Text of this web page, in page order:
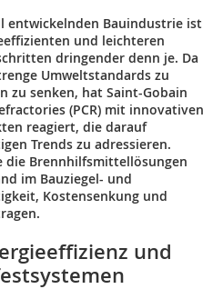
entwickelnden Bauindustrie ist
und leichteren
dringender denn je. Da
Umweltstandards zu
zu senken, hat Saint-Gobain
(PCR) mit innovativen
reagiert, die darauf
Trends zu adressieren.
die Brennhilfsmittellösungen
im Bauziegel- und
Kostensenkung und
und